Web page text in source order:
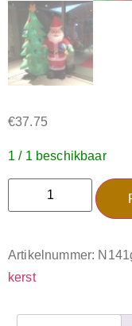
€37.75
1 / 1 beschikbaar
Artikelnummer:
kerst